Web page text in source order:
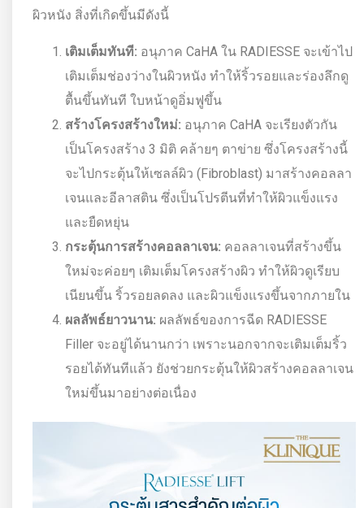
ผิวหนัง สิ่งที่เกิดขึ้นมีดังนี้
เติมเต็มทันที: อนุภาค CaHA ใน RADIESSE จะเข้าไป
เติมเต็มช่องว่างในผิวหนัง ทำให้ริ้วรอยและร่องลึกดู
ตื้นขึ้นทันที ใบหน้าดูอิ่มฟูขึ้น
สร้างโครงสร้างใหม่: อนุภาค CaHA จะเรียงตัวกัน
เป็นโครงสร้าง 3 มิติ คล้ายๆ ตาข่าย ซึ่งโครงสร้างนี้
จะไปกระตุ้นให้เซลล์ผิว (Fibroblast) มาสร้างคอลลา
เจนและอีลาสติน ซึ่งเป็นโปรตีนที่ทำให้ผิวแข็งแรง
และยืดหยุ่น
กระตุ้นการสร้างคอลลาเจน: คอลลาเจนที่สร้างขึ้น
ใหม่จะค่อยๆ เติมเต็มโครงสร้างผิว ทำให้ผิวดูเรียบ
เนียนขึ้น ริ้วรอยลดลง และผิวแข็งแรงขึ้นจากภายใน
ผลลัพธ์ยาวนาน: ผลลัพธ์ของการฉีด RADIESSE
Filler จะอยู่ได้นานกว่า เพราะนอกจากจะเติมเต็มริ้ว
รอยได้ทันทีแล้ว ยังช่วยกระตุ้นให้ผิวสร้างคอลลาเจน
ใหม่ขึ้นมาอย่างต่อเนื่อง